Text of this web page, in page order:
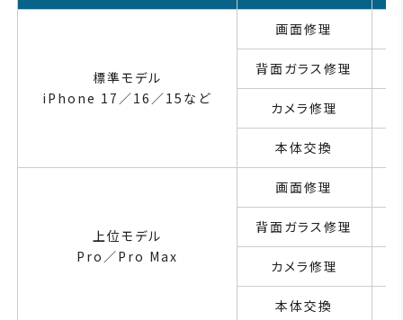
標準モデル
iPhone 17／16／15など
画面修理
背面ガラス修理
カメラ修理
本体交換
上位モデル
Pro／Pro Max
画面修理
背面ガラス修理
カメラ修理
本体交換